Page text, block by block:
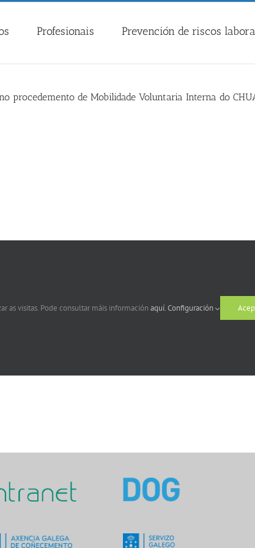
Profesionais Prevención de riscos
de Mobilidade Voluntaria Interna do
as visitas. Pode consultar máis información aquí.Configuración